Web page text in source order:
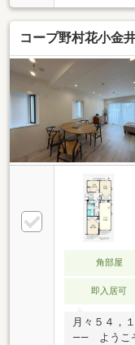
ウォークイ
ングダイニ
○FUTON収
デザイン
コープ野村花小金
角部屋
即入居可
月々５４，
―― ようこそ 住ま